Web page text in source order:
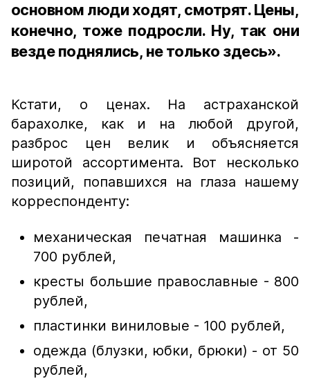
основном люди ходят, смотрят. Цены,
конечно, тоже подросли. Ну, так они
везде поднялись, не только здесь».
Кстати, о ценах. На астраханской
барахолке, как и на любой другой,
разброс цен велик и объясняется
широтой ассортимента. Вот несколько
позиций, попавшихся на глаза нашему
корреспонденту:
механическая печатная машинка -
700 рублей,
кресты большие православные - 800
рублей,
пластинки виниловые - 100 рублей,
одежда (блузки, юбки, брюки) - от 50
рублей,